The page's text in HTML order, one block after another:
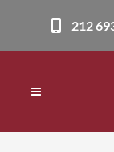
212